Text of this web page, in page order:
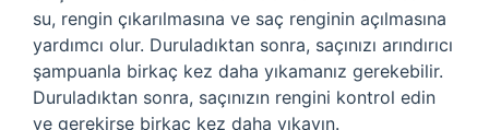
su, rengin çıkarılmasına ve saç renginin açılmasına
yardımcı olur. Duruladıktan sonra, saçınızı arındırıcı
şampuanla birkaç kez daha yıkamanız gerekebilir.
Duruladıktan sonra, saçınızın rengini kontrol edin
ve gerekirse birkaç kez daha yıkayın.